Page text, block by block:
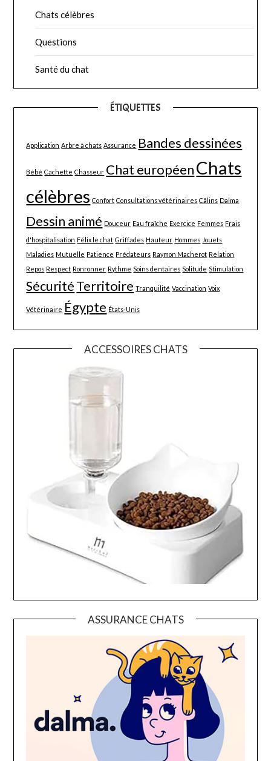
Chats célèbres
Questions
Santé du chat
ÉTIQUETTES
Application Arbre à chats Assurance Bandes dessinées
Bébé Cachette Chasseur Chat européenChats
célèbres Confort Consultations vétérinaires Câlins Dalma
Dessin animé Douceur Eau fraîche Exercice Femmes Frais
d'hospitalisation Félix le chat Griffades Hauteur Hommes Jouets
Maladies Mutuelle Patience Prédateurs Raymon Macherot Relation
Repos Respect Ronronner Rythme Soins dentaires Solitude Stimulation
SécuritéTerritoire Tranquilité Vaccination Voix
Vétérinaire Égypte États-Unis
ACCESSOIRES CHATS
ASSURANCE CHATS